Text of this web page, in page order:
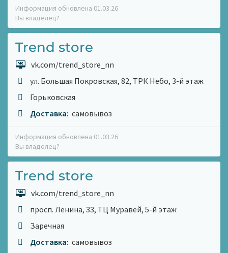
Информация обновлена 01.03.26
Вы владелец?
Trend store
vk.com/trend_store_nn
ул. Большая Покровская, 82, ТРК Небо, 3-й этаж
Горьковская
Доставка: самовывоз
Информация обновлена 01.03.26
Вы владелец?
Trend store
vk.com/trend_store_nn
просп. Ленина, 33, ТЦ Муравей, 5-й этаж
Заречная
Доставка: самовывоз